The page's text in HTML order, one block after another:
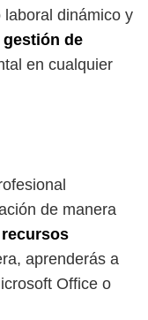
dinámico y
gestión de
en cualquier
de manera
aprenderás a
Office o